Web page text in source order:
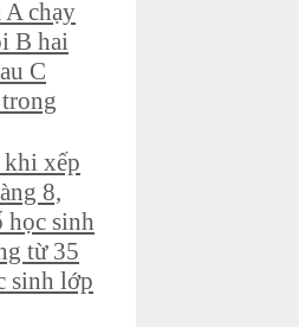
A chạy
B hai
C
xếp
8,
học sinh
từ 35
sinh lớp